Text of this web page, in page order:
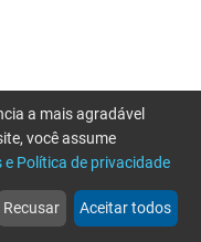
web
Notícias
more_horiz
Mais
a mais agradável
você assume
e Política de privacidade
Recusar Aceitar todos
novamente